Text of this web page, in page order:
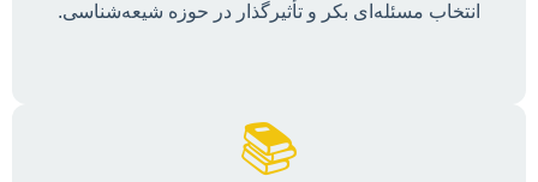
انتخاب مسئله‌ای بکر و تأثیرگذار در حوزه شیعه‌شناسی.
📚